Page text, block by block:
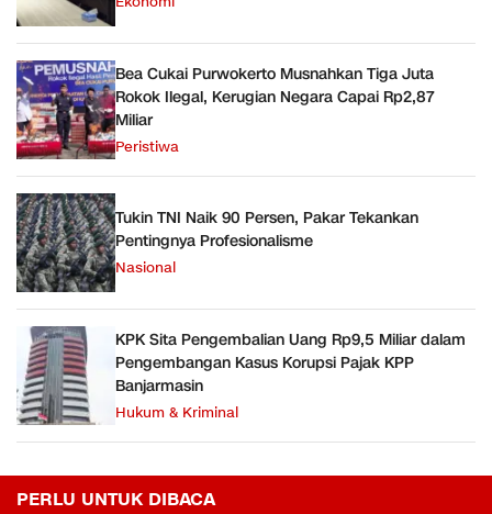
Bea Cukai Purwokerto Musnahkan Tiga Juta
Rokok Ilegal, Kerugian Negara Capai Rp2,87
Miliar
Peristiwa
Tukin TNI Naik 90 Persen, Pakar Tekankan
Pentingnya Profesionalisme
Nasional
KPK Sita Pengembalian Uang Rp9,5 Miliar dalam
Pengembangan Kasus Korupsi Pajak KPP
Banjarmasin
Hukum & Kriminal
PERLU UNTUK DIBACA